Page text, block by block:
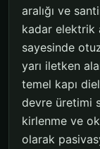
aralığı ve
kadar elektrik
sayesinde
yarı iletken
temel kapı
devre üretimi
kirlenme ve
olarak